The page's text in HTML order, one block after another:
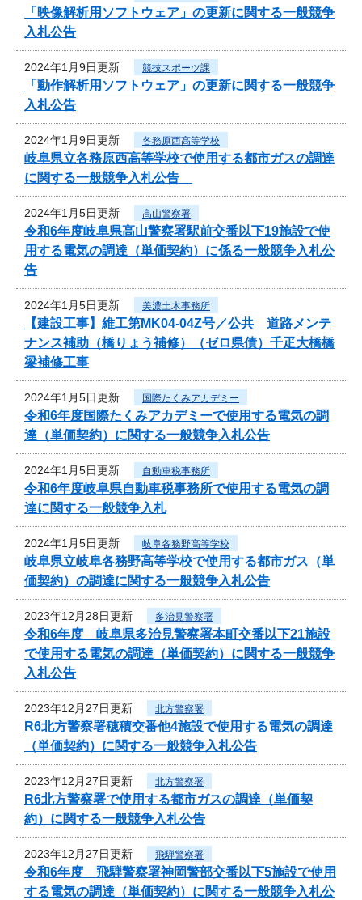
「映像解析用ソフトウェア」の更新に関する一般競争
入札公告
2024年1月9日更新 競技スポーツ課
「動作解析用ソフトウェア」の更新に関する一般競争
入札公告
2024年1月9日更新 各務原西高等学校
岐阜県立各務原西高等学校で使用する都市ガスの調達
に関する一般競争入札公告
2024年1月5日更新 高山警察署
令和6年度岐阜県高山警察署駅前交番以下19施設で使
用する電気の調達（単価契約）に係る一般競争入札公
告
2024年1月5日更新 美濃土木事務所
【建設工事】維工第MK04-04Z号／公共 道路メンテ
ナンス補助（橋りょう補修）（ゼロ県債）千疋大橋橋
梁補修工事
2024年1月5日更新 国際たくみアカデミー
令和6年度国際たくみアカデミーで使用する電気の調
達（単価契約）に関する一般競争入札公告
2024年1月5日更新 自動車税事務所
令和6年度岐阜県自動車税事務所で使用する電気の調
達に関する一般競争入札
2024年1月5日更新 岐阜各務野高等学校
岐阜県立岐阜各務野高等学校で使用する都市ガス（単
価契約）の調達に関する一般競争入札公告
2023年12月28日更新 多治見警察署
令和6年度 岐阜県多治見警察署本町交番以下21施設
で使用する電気の調達（単価契約）に関する一般競争
入札公告
2023年12月27日更新 北方警察署
R6北方警察署穂積交番他4施設で使用する電気の調達
（単価契約）に関する一般競争入札公告
2023年12月27日更新 北方警察署
R6北方警察署で使用する都市ガスの調達（単価契
約）に関する一般競争入札公告
2023年12月27日更新 飛騨警察署
令和6年度 飛騨警察署神岡警部交番以下5施設で使用
する電気の調達（単価契約）に関する一般競争入札公